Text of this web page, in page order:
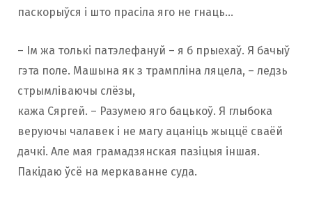
паскорыўся і што прасіла яго не гнаць…
– Ім жа толькі патэлефануй – я б прыехаў. Я бачыў
гэта поле. Машына як з трампліна ляцела, – ледзь
стрымліваючы слёзы,
кажа Сяргей. – Разумею яго бацькоў. Я глыбока
веруючы чалавек і не магу ацаніць жыццё сваёй
дачкі. Але мая грамадзянская пазіцыя іншая.
Пакідаю ўсё на меркаванне суда.